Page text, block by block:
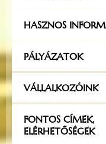
HASZNOS
PÁLYÁZATOK
VÁLLALKOZÓINK
FONTOS CÍMEK,
ELÉRHETŐSÉGEK